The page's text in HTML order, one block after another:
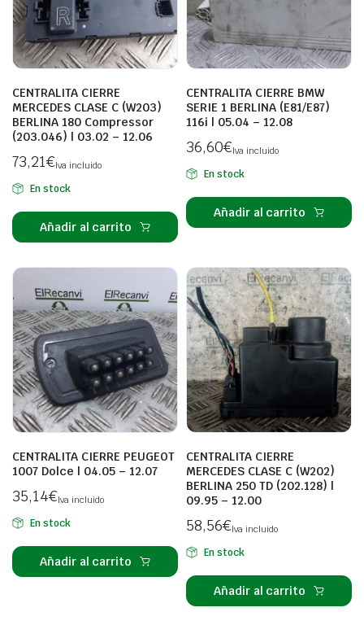
CENTRALITA CIERRE
MERCEDES CLASE C (W203)
BERLINA 180 Compressor
(203.046) | 03.02 – 12.06
73,21€Iva incluido
En stock
Añadir al carrito
CENTRALITA CIERRE BMW
SERIE 1 BERLINA (E81/E87)
116i | 05.04 – 12.08
36,60€Iva incluido
En stock
Añadir al carrito
CENTRALITA CIERRE PEUGEOT
1007 Dolce | 04.05 – 12.07
35,14€Iva incluido
En stock
Añadir al carrito
CENTRALITA CIERRE
MERCEDES CLASE C (W202)
BERLINA 250 TD (202.128) |
09.95 – 12.00
58,56€Iva incluido
En stock
Añadir al carrito